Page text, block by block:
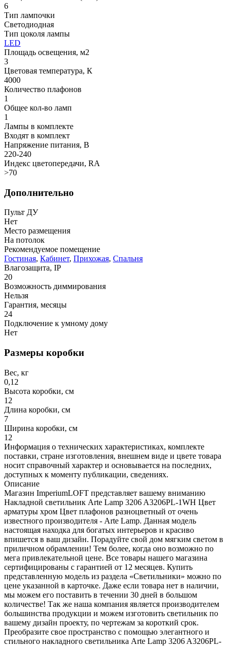
6
Тип лампочки
Светодиодная
Тип цоколя лампы
LED
Площадь освещения, м2
3
Цветовая температура, К
4000
Количество плафонов
1
Общее кол-во ламп
1
Лампы в комплекте
Входят в комплект
Напряжение питания, В
220-240
Индекс цветопередачи, RA
>70
Дополнительно
Пульт ДУ
Нет
Место размещения
На потолок
Рекомендуемое помещение
Гостиная, Кабинет, Прихожая, Спальня
Влагозащита, IP
20
Возможность диммирования
Нельзя
Гарантия, месяцы
24
Подключение к умному дому
Нет
Размеры коробки
Вес, кг
0,12
Высота коробки, см
12
Длина коробки, см
7
Ширина коробки, см
12
Информация о технических характеристиках, комплекте
поставки, стране изготовления, внешнем виде и цвете товара
носит справочный характер и основывается на последних,
доступных к моменту публикации, сведениях.
Описание
Магазин ImperiumLOFT представляет вашему вниманию
Накладной светильник Arte Lamp 3206 A3206PL-1WH Цвет
арматуры хром Цвет плафонов разноцветный от очень
известного производителя - Arte Lamp. Данная модель
настоящая находка для богатых интерьеров и красиво
впишется в ваш дизайн. Порадуйте свой дом мягким светом в
приличном обрамлении! Тем более, когда оно возможно по
мега привлекательной цене. Все товары нашего магазина
сертифицированы с гарантией от 12 месяцев. Купить
представленную модель из раздела «Светильники» можно по
цене указанной в карточке. Даже если товара нет в наличии,
мы можем его поставить в течении 30 дней в большом
количестве! Так же наша компания является производителем
большинства продукции и можем изготовить светильник по
вашему дизайн проекту, по чертежам за короткий срок.
Преобразите свое пространство с помощью элегантного и
стильного накладного светильника Arte Lamp 3206 A3206PL-